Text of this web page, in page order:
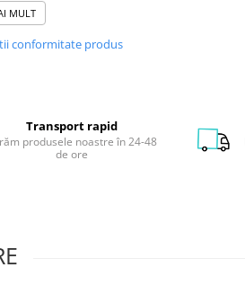
:
este un demachiant
Australian Gold din
MULT
conformitate produs
Transport rapid
produsele noastre în 24-48
de ore